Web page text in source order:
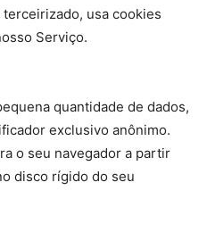
usa cookies
Serviço.
quantidade de dados,
exclusivo anônimo.
o seu navegador a partir
disco rígido do seu